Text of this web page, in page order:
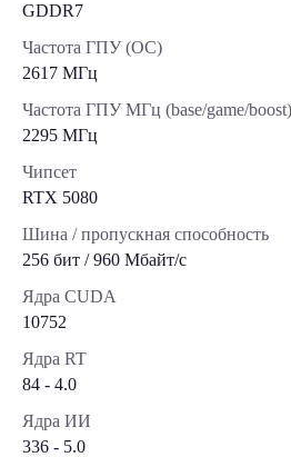
GDDR7
Частота ГПУ (OC)
2617 МГц
Частота ГПУ МГц (base/game/boost)
2295 МГц
Чипсет
RTX 5080
Шина / пропускная способность
256 бит / 960 Мбайт/с
Ядра CUDA
10752
Ядра RT
84 - 4.0
Ядра ИИ
336 - 5.0